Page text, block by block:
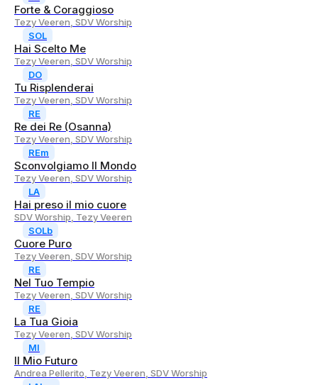
Forte & Coraggioso
Tezy Veeren, SDV Worship
SOL
Hai Scelto Me
Tezy Veeren, SDV Worship
DO
Tu Risplenderai
Tezy Veeren, SDV Worship
RE
Re dei Re (Osanna)
Tezy Veeren, SDV Worship
REm
Sconvolgiamo Il Mondo
Tezy Veeren, SDV Worship
LA
Hai preso il mio cuore
SDV Worship, Tezy Veeren
SOLb
Cuore Puro
Tezy Veeren, SDV Worship
RE
Nel Tuo Tempio
Tezy Veeren, SDV Worship
RE
La Tua Gioia
Tezy Veeren, SDV Worship
MI
Il Mio Futuro
Andrea Pellerito, Tezy Veeren, SDV Worship